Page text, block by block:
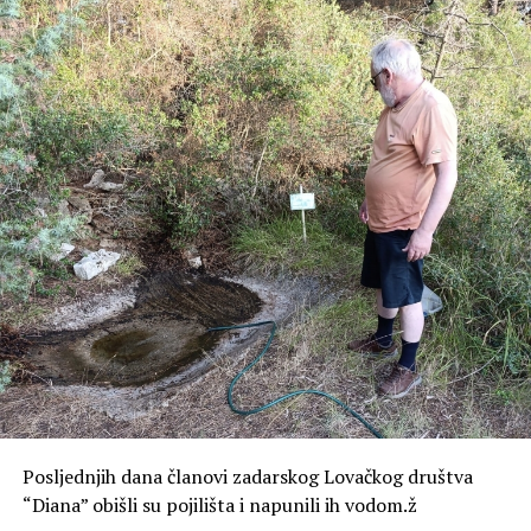
prostornoj distribuciji istih. Osim toga, evidentira se udio
domaćih i stranih vozila kako u prometnom toku tako i
na parkirališnim površinama unutar zone obuhvata.
Za potrebe Studije i razmatranja eventualnog uvođenja
zone posebnog režima u dogledno vrijeme provest će se
i brojanje prometa kod Lančanih vrata, a cilj je stvoriti
podatkovnu bazu i saznati distribuciju tokova, odnosno
koliko vozila je ušlo u zonu posebnog režima, a koliko ih
se polukružno okrenulo.
Cijeli sustav regulacije prometa na Poluotoku dio je šire
prometne strategije koja osim ograničavanja prometa na
Poluotoku, podrazumijeva i parkirne površine van
Poluotoka i dodatno poboljšanje javnog prijevoza i
uređenje parkirne politike i širenje parkirnih zona izvan
Poluotoka.
Posljednjih dana članovi zadarskog Lovačkog društva
“Diana” obišli su pojilišta i napunili ih vodom.ž